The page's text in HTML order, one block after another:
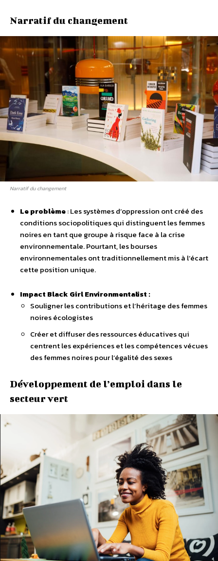
Narratif du changement
Narratif du changement
Le problème: Les systèmes d’oppression ont créé des
conditions sociopolitiques qui distinguent les femmes
noires en tant que groupe à risque face à la crise
environnementale. Pourtant, les bourses
environnementales ont traditionnellement mis à l’écart
cette position unique.
Impact Black Girl Environmentalist :
Souligner les contributions et l’héritage des femmes
noires écologistes
Créer et diffuser des ressources éducatives qui
centrent les expériences et les compétences vécues
des femmes noires pour l’égalité des sexes
Développement de l’emploi dans le
secteur vert